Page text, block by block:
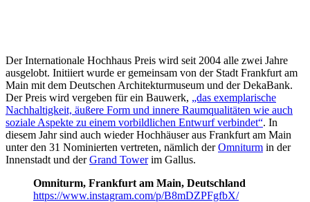
Der Internationale Hochhaus Preis wird seit 2004 alle zwei Jahre
ausgelobt. Initiiert wurde er gemeinsam von der Stadt Frankfurt am
Main mit dem Deutschen Architekturmuseum und der DekaBank.
Der Preis wird vergeben für ein Bauwerk, „das exemplarische
Nachhaltigkeit, äußere Form und innere Raumqualitäten wie auch
soziale Aspekte zu einem vorbildlichen Entwurf verbindet“. In
diesem Jahr sind auch wieder Hochhäuser aus Frankfurt am Main
unter den 31 Nominierten vertreten, nämlich derOmniturm in der
Innenstadt und derGrand Towerim Gallus.
Omniturm, Frankfurt am Main, Deutschland
https://www.instagram.com/p/B8mDZPFgfbX/